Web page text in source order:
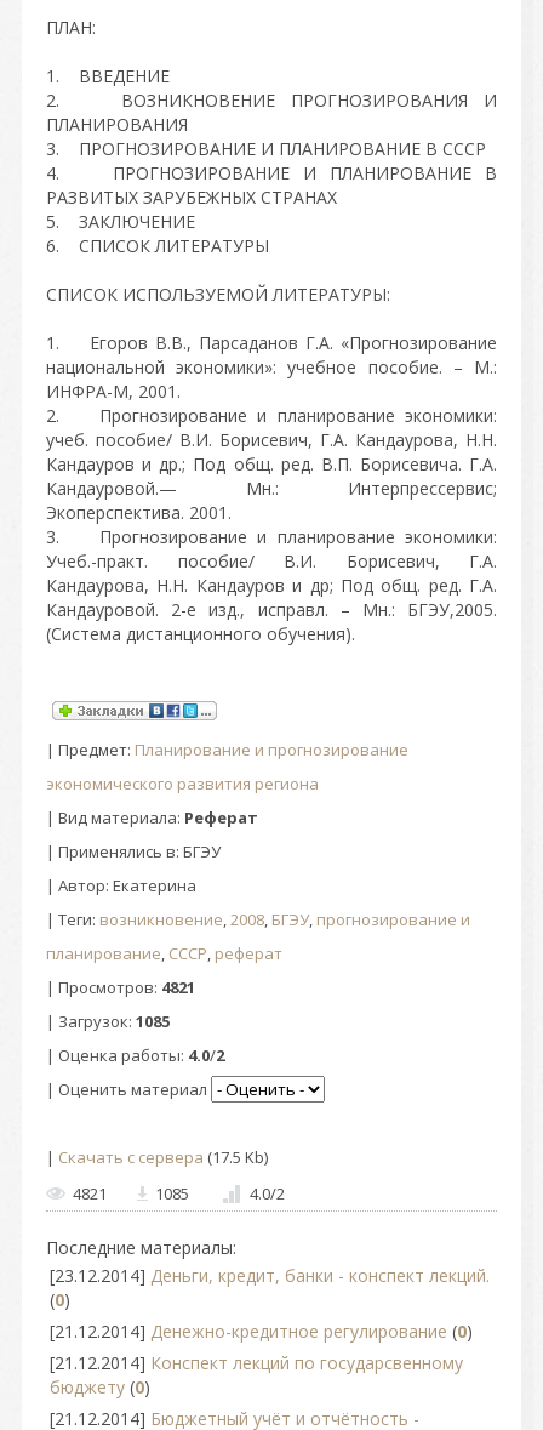
ПЛАН:
1. ВВЕДЕНИЕ
2. ВОЗНИКНОВЕНИЕ ПРОГНОЗИРОВАНИЯ И
ПЛАНИРОВАНИЯ
3. ПРОГНОЗИРОВАНИЕ И ПЛАНИРОВАНИЕ В СССР
4. ПРОГНОЗИРОВАНИЕ И ПЛАНИРОВАНИЕ В
РАЗВИТЫХ ЗАРУБЕЖНЫХ СТРАНАХ
5. ЗАКЛЮЧЕНИЕ
6. СПИСОК ЛИТЕРАТУРЫ
СПИСОК ИСПОЛЬЗУЕМОЙ ЛИТЕРАТУРЫ:
1. Егоров В.В., Парсаданов Г.А. «Прогнозирование
национальной экономики»: учебное пособие. – М.:
ИНФРА-М, 2001.
2. Прогнозирование и планирование экономики:
учеб. пособие/ В.И. Борисевич, Г.А. Кандаурова, Н.Н.
Кандауров и др.; Под общ. ред. В.П. Борисевича. Г.А.
Кандауровой.— Мн.: Интерпрессервис;
Экоперспектива. 2001.
3. Прогнозирование и планирование экономики:
Учеб.-практ. пособие/ В.И. Борисевич, Г.А.
Кандаурова, Н.Н. Кандауров и др; Под общ. ред. Г.А.
Кандауровой. 2-е изд., исправл. – Мн.: БГЭУ,2005.
(Система дистанционного обучения).
| Предмет: Планирование и прогнозирование
экономического развития региона
| Вид материала: Реферат
| Применялись в: БГЭУ
| Автор: Екатерина
| Теги: возникновение,2008, БГЭУ, прогнозирование и
планирование, СССР, реферат
| Просмотров: 4821
| Загрузок: 1085
| Оценка работы: 4.0/2
| Оценить материал
| Скачать с сервера (17.5 Kb)
4821
1085 4.0/2
Последние материалы:
[23.12.2014] Деньги, кредит, банки - конспект лекций.
(0)
[21.12.2014] Денежно-кредитное регулирование (0)
[21.12.2014] Конспект лекций по государсвенному
бюджету (0)
[21.12.2014] Бюджетный учёт и отчётность -